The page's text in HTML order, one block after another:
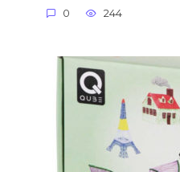
0 244